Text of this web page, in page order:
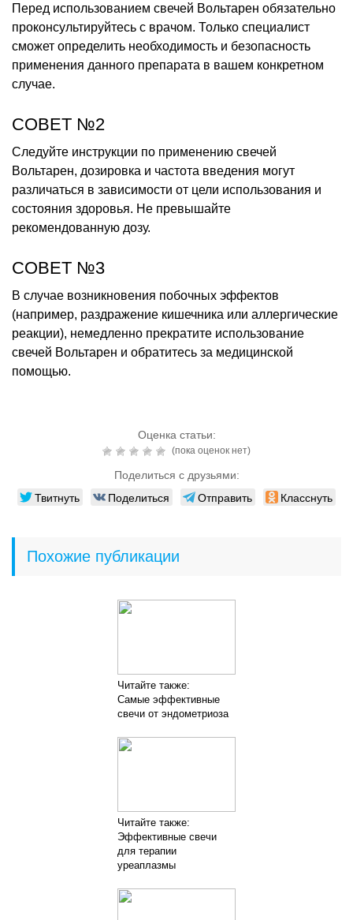
Перед использованием свечей Вольтарен обязательно
проконсультируйтесь с врачом. Только специалист
сможет определить необходимость и безопасность
применения данного препарата в вашем конкретном
случае.
СОВЕТ №2
Следуйте инструкции по применению свечей
Вольтарен, дозировка и частота введения могут
различаться в зависимости от цели использования и
состояния здоровья. Не превышайте
рекомендованную дозу.
СОВЕТ №3
В случае возникновения побочных эффектов
(например, раздражение кишечника или аллергические
реакции), немедленно прекратите использование
свечей Вольтарен и обратитесь за медицинской
помощью.
Оценка статьи:
(пока оценок нет)
Поделиться с друзьями:
Твитнуть Поделиться Отправить Класснуть
Похожие публикации
Читайте также:
Самые эффективные
свечи от эндометриоза
Читайте также:
Эффективные свечи
для терапии
уреаплазмы